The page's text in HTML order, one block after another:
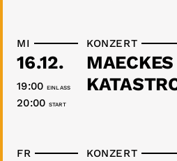
MI
16.12.
EINLASS
19:00
START
20:00
KONZERT
FR KONZERT